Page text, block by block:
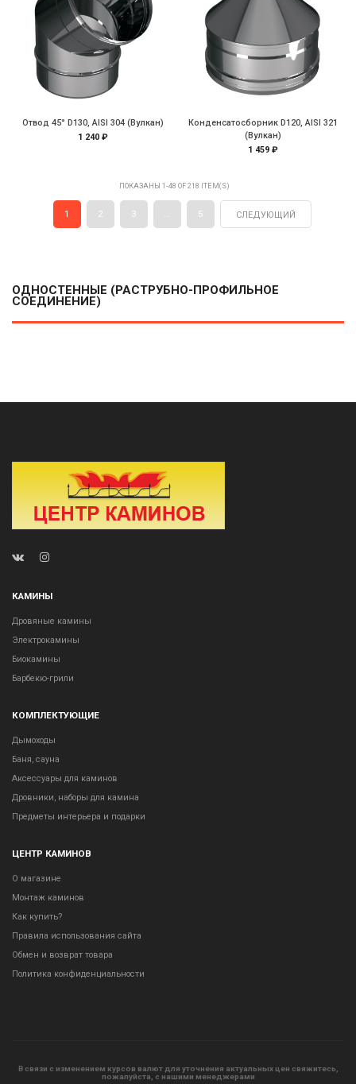
ОДНОСТЕННЫЕ (РАСТРУБНО-ПРОФИЛЬНОЕ
СОЕДИНЕНИЕ)
Отвод 45° D130, AISI 304 (Вулкан)
1 240 ₽
Конденсатосборник D120, AISI 321
(Вулкан)
1 459 ₽
ПОКАЗАНЫ 1-48 OF 218 ITEM(S)
1 2 3 5 СЛЕДУЮЩИЙ
КАМИНЫ
Дровяные камины
Электрокамины
Биокамины
Барбекю-грили
КОМПЛЕКТУЮЩИЕ
Дымоходы
Баня, сауна
Аксессуары для каминов
Дровники, наборы для камина
Предметы интерьера и подарки
ЦЕНТР КАМИНОВ
О магазине
Монтаж каминов
Как купить?
Правила использования сайта
Обмен и возврат товара
Политика конфиденциальности
В связи с изменением курсов валют для уточнения актуальных цен свяжитесь,
пожалуйста, с нашими менеджерами